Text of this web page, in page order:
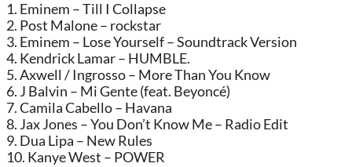
1. Eminem – Till I Collapse
2. Post Malone – rockstar
3. Eminem – Lose Yourself – Soundtrack Version
4. Kendrick Lamar – HUMBLE.
5. Axwell / Ingrosso – More Than You Know
6. J Balvin – Mi Gente (feat. Beyoncé)
7. Camila Cabello – Havana
8. Jax Jones – You Don’t Know Me – Radio Edit
9. Dua Lipa – New Rules
10. Kanye West – POWER